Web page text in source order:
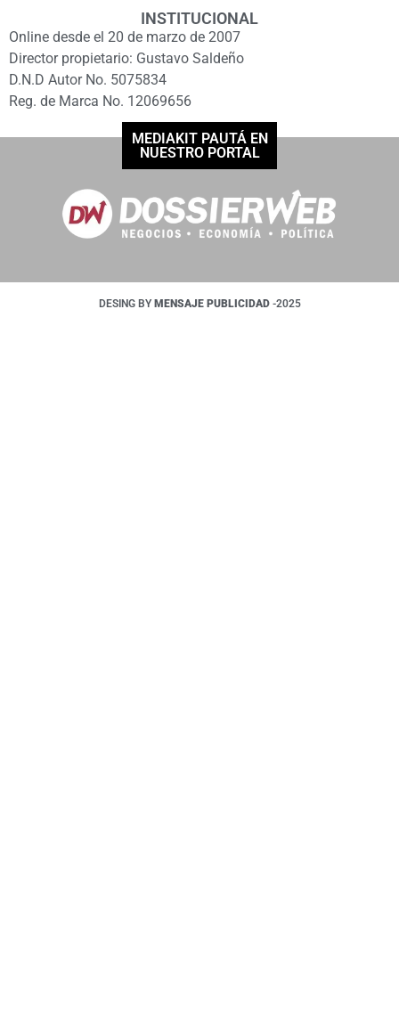
INSTITUCIONAL
Online desde el 20 de marzo de 2007
Director propietario: Gustavo Saldeño
D.N.D Autor No. 5075834
Reg. de Marca No. 12069656
MEDIAKIT PAUTÁ EN
NUESTRO PORTAL
DESING BY MENSAJE PUBLICIDAD -2025